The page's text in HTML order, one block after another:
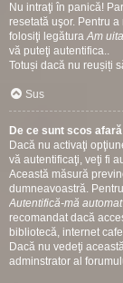
Nu intraţi în panică!
resetată uşor. Pentru
folosiţi legăturaAm
vă puteţi autentifica..
Totuși dacă nu reușiți
Sus
De ce sunt scos
Dacă nu activaţi
vă autentificaţi, veţi fi
Această măsură
dumneavoastră.
Autentifică-mă
recomandat dacă
bibliotecă, internet
Dacă nu vedeţi
adminstrator al